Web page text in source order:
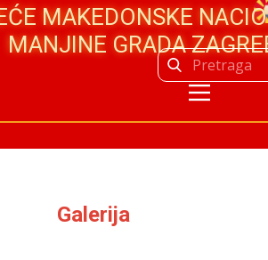
MAKEDONSKE
MANJINE GRADA
Galerija